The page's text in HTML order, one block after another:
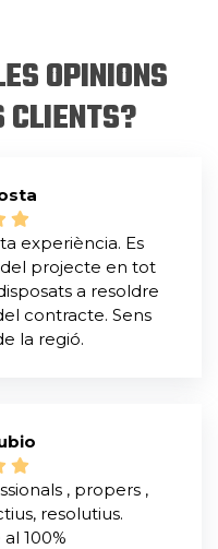
OPINIONS
CLIENTS?
experiència. Es
projecte en tot
a resoldre
contracte. Sens
la regió.
, propers ,
resolutius.
100%